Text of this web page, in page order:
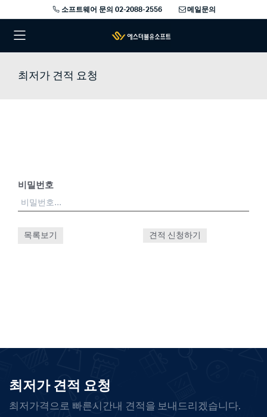
소프트웨어 문의 02-2088-2556 메일문의
최저가 견적 요청
비밀번호
목록보기
최저가 견적 요청
최저가격으로 빠른시간내 견적을 보내드리겠습니다.